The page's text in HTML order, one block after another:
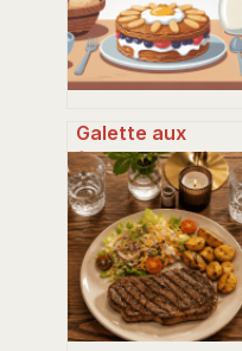
Galette aux
flocons d’avoine :
la recette saine,
simple et
personnalisable